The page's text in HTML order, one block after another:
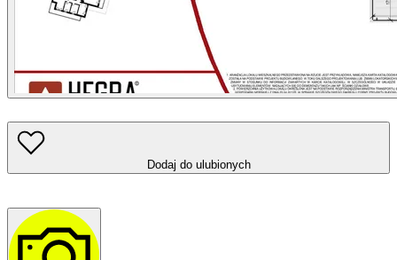
Dodaj do ulubionych